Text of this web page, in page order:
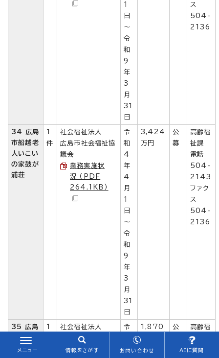
1
日
～
令
和
9
年
3
月
31
日
ス
504-
2136
34 広島
市船越老
人いこい
の家鼓が
浦荘
1
件
社会福祉法人
広島市社会福祉協
議会
業務実施状
況 （PDF
264.1KB）
令
和
4
年
4
月
1
日
～
令
和
9
年
3
月
31
日
3,424
万円
公
募
高齢福
祉課
電話
504-
2143
ファク
ス
504-
2136
35 広島
市老人い
こいの家
1
社会福祉法人
広島市社会福祉協
議会
令
4
1,870
公
高齢福
祉課
電話
メニュー 情報をさがす お問い合わせ AIに質問